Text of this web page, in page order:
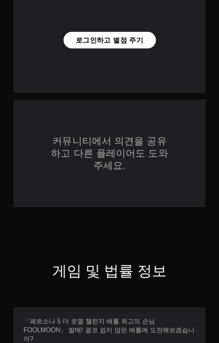
로그인하고 별점 주기
커뮤니티에서 의견을 공유
하고 다른 플레이어도 도와
주세요.
게임 및 법률 정보
「페르소나 5 더 로열 챌린지 배틀 최고의 손님
FOOLMOON」 발매! 결코 쉽지 않은 배틀에 도전해보겠습니
까?